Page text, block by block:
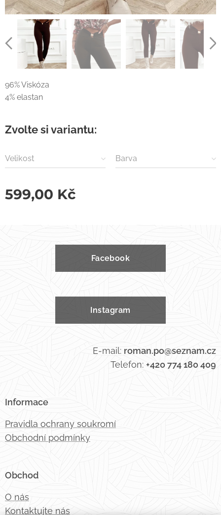
96% Viskóza
4% elastan
Zvolte si variantu:
Velikost Barva
599,00 Kč
Facebook
Instagram
E-mail: roman.po@seznam.cz
Telefon: +420 774 180 409
Informace
Pravidla ochrany soukromí
Obchodní podmínky
Obchod
O nás
Kontaktujte nás